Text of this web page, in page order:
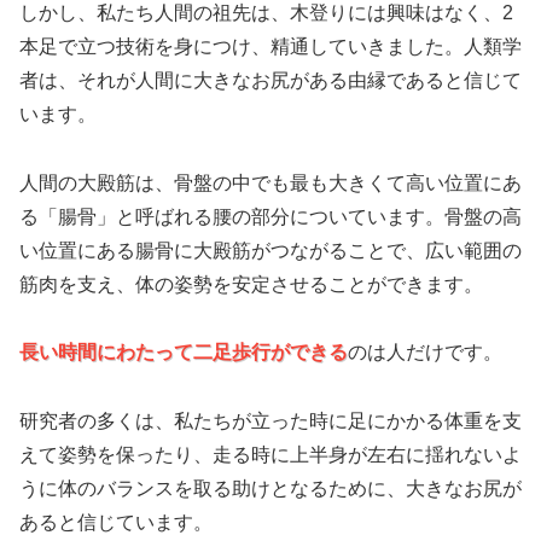
しかし、私たち人間の祖先は、木登りには興味はなく、2
本足で立つ技術を身につけ、精通していきました。人類学
者は、それが人間に大きなお尻がある由縁であると信じて
います。
人間の大殿筋は、骨盤の中でも最も大きくて高い位置にあ
る「腸骨」と呼ばれる腰の部分についています。骨盤の高
い位置にある腸骨に大殿筋がつながることで、広い範囲の
筋肉を支え、体の姿勢を安定させることができます。
長い時間にわたって二足歩行ができるのは人だけです。
研究者の多くは、私たちが立った時に足にかかる体重を支
えて姿勢を保ったり、走る時に上半身が左右に揺れないよ
うに体のバランスを取る助けとなるために、大きなお尻が
あると信じています。